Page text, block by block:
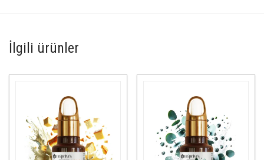
İlgili ürünler